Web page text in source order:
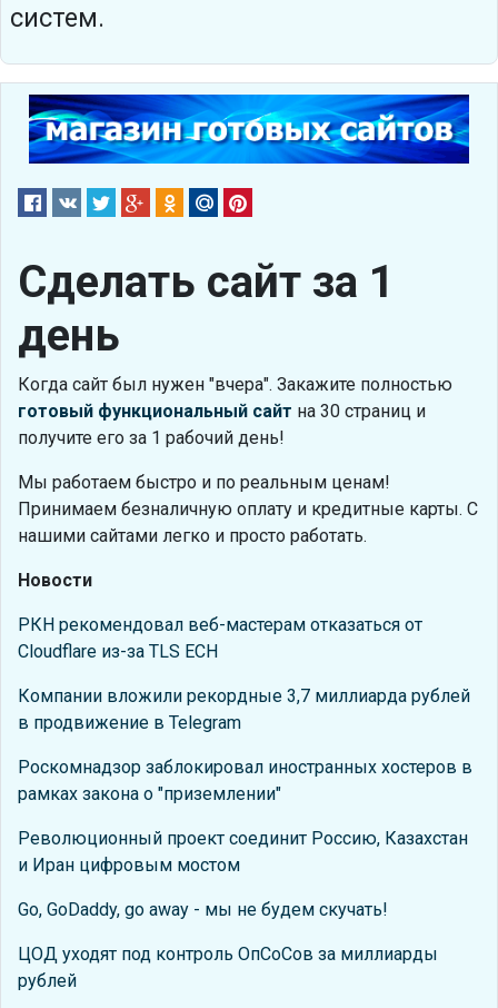
систем.
Сделать сайт за 1
день
Когда сайт был нужен "вчера". Закажите полностью
готовый функциональный сайт на 30 страниц и
получите его за 1 рабочий день!
Мы работаем быстро и по реальным ценам!
Принимаем безналичную оплату и кредитные карты. С
нашими сайтами легко и просто работать.
Новости
РКН рекомендовал веб-мастерам отказаться от
Cloudflare из-за TLS ECH
Компании вложили рекордные 3,7 миллиарда рублей
в продвижение в Telegram
Роскомнадзор заблокировал иностранных хостеров в
рамках закона о "приземлении"
Революционный проект соединит Россию, Казахстан
и Иран цифровым мостом
Go, GoDaddy, go away - мы не будем скучать!
ЦОД уходят под контроль ОпСоСов за миллиарды
рублей